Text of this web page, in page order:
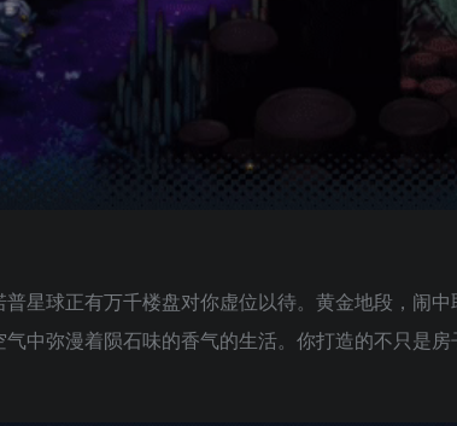
星球正有万千楼盘对你虚位以待。黄金地段，闹
中弥漫着陨石味的香气的生活。你打造的不只是